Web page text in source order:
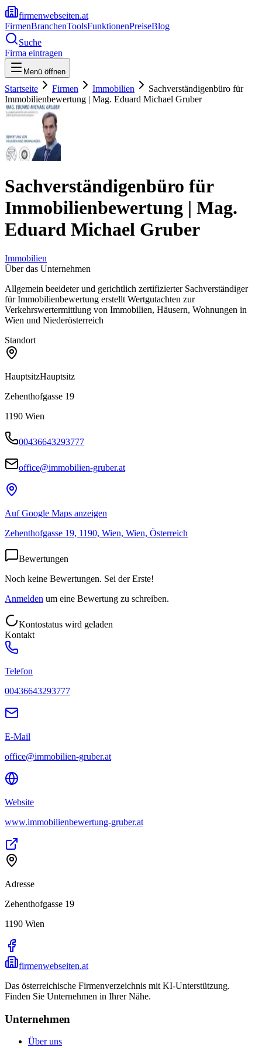
firmenwebseiten.at
FirmenBranchenToolsFunktionenPreiseBlog
Suche
Firma eintragen
Menü öffnen
Startseite Firmen Immobilien
Sachverständigenbüro für
Immobilienbewertung | Mag. Eduard Michael Gruber
Sachverständigenbüro für
Immobilienbewertung | Mag.
Eduard Michael Gruber
Immobilien
Über das Unternehmen
Allgemein beeideter und gerichtlich zertifizierter Sachverständiger
für Immobilienbewertung erstellt Wertgutachten zur
Verkehrswertermittlung von Immobilien, Häusern, Wohnungen in
Wien und Niederösterreich
Standort
HauptsitzHauptsitz
Zehenthofgasse 19
1190 Wien
00436643293777
office@immobilien-gruber.at
Auf Google Maps anzeigen
Zehenthofgasse 19, 1190, Wien, Wien, Österreich
Bewertungen
Noch keine Bewertungen. Sei der Erste!
Anmelden um eine Bewertung zu schreiben.
Kontostatus wird geladen
Kontakt
Telefon
00436643293777
E-Mail
office@immobilien-gruber.at
Website
www.immobilienbewertung-gruber.at
Adresse
Zehenthofgasse 19
1190 Wien
firmenwebseiten.at
Das österreichische Firmenverzeichnis mit KI-Unterstützung.
Finden Sie Unternehmen in Ihrer Nähe.
Unternehmen
Über uns